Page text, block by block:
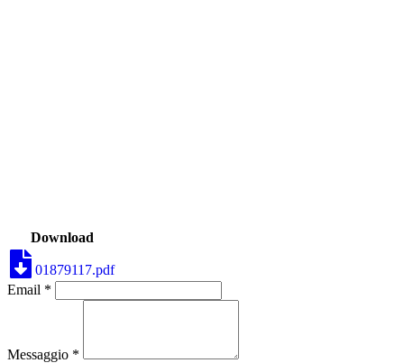
Download
01879117.pdf
Email *
Messaggio *